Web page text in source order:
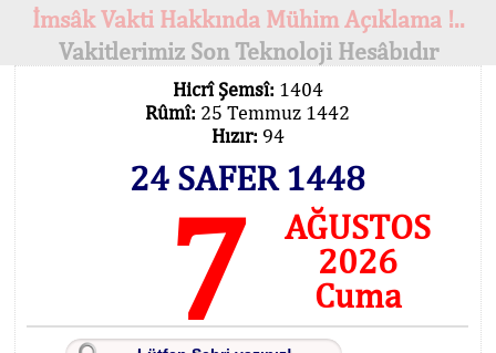
İmsâk Vakti Hakkında Mühim Açıklama !..
Vakitlerimiz Son Teknoloji Hesâbıdır
Hicrî Şemsî: 1404
Rûmî: 25 Temmuz 1442
Hızır: 94
24 SAFER 1448
7
AĞUSTOS
2026
Cuma